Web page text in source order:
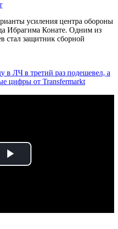
усиления центра обороны
Ибрагима Конате. Одним из
стал защитник сборной
в ЛЧ в третий раз подешевел, а
цифры от Transfermarkt
Play